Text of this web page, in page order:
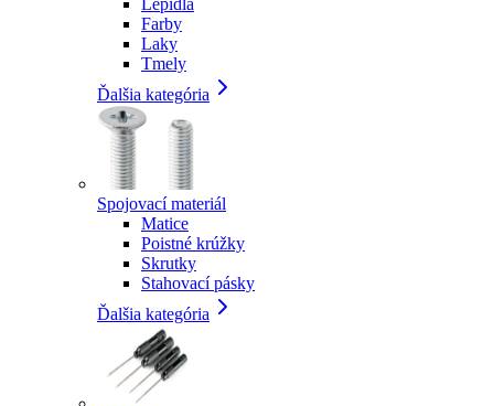
Lepidlá
Farby
Laky
Tmely
Ďalšia kategória
Spojovací materiál
Matice
Poistné krúžky
Skrutky
Stahovací pásky
Ďalšia kategória